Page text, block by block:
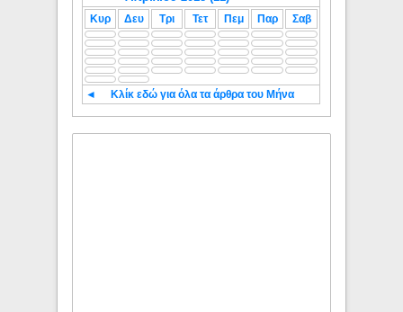
Κυρ Δευ Τρι Τετ Πεμ Παρ Σαβ
◄ Κλίκ εδώ για όλα τα άρθρα του Μήνα